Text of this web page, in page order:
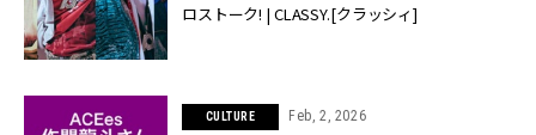
ロストーク! | CLASSY.[クラッシィ]
CULTURE Feb, 2, 2026